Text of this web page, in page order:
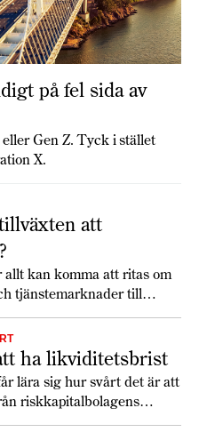
på fel sida av
Gen Z. Tyck i stället
X.
att
allt kan komma att ritas om
tjänstemarknader till
ha likviditetsbrist
lära sig hur svårt det är att
riskkapitalbolagens